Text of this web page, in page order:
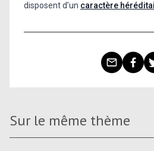
disposent d’un caractère
Sur le même thème